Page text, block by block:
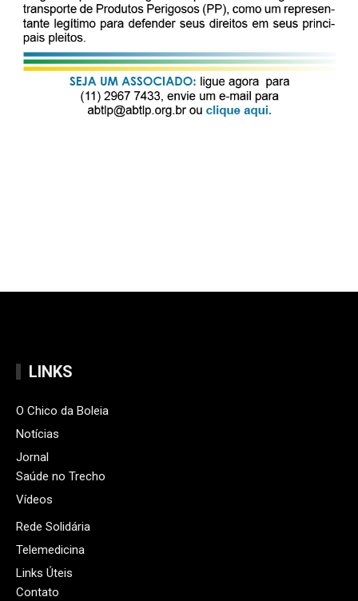
LINKS
O Chico da Boleia
Notícias
Jornal
Saúde no Trecho
Vídeos
Rede Solidária
Telemedicina
Links Úteis
Contato